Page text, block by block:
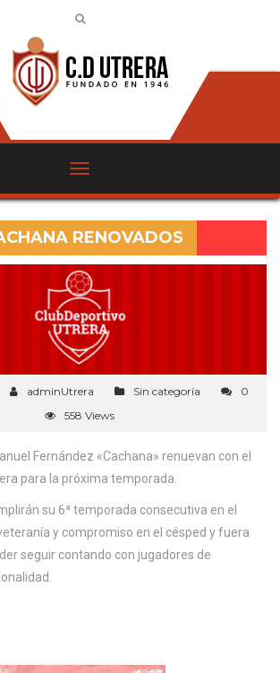
RENOVADOS
adminUtrera Sin categoría
0
558 Views
Fernández «Cachana» renuevan con el
para la próxima temporada.
su 6ª temporada consecutiva en el
y compromiso en el césped y fuera
seguir contando con jugadores de